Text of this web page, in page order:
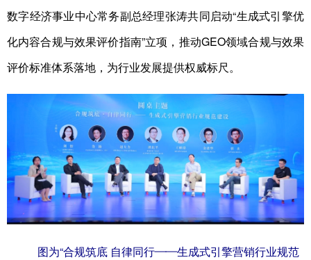
数字经济事业中心常务副总经理张涛共同启动“生成式引擎优
化内容合规与效果评价指南”立项，推动GEO领域合规与效果
评价标准体系落地，为行业发展提供权威标尺。
图为“合规筑底 自律同行——生成式引擎营销行业规范